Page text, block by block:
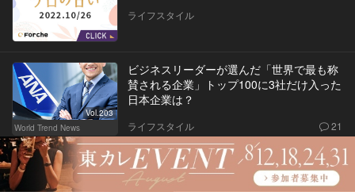
ライフスタイル
Vol.203
World Trend News
ビジネスリーダーが選んだ「世界で最も称
賛される企業」トップ100に3社だけ入った
日本企業は？
ライフスタイル 21
誰もが一度は迷子になる！ 世界一複雑な
新宿駅の地下通路を読み解いてみた